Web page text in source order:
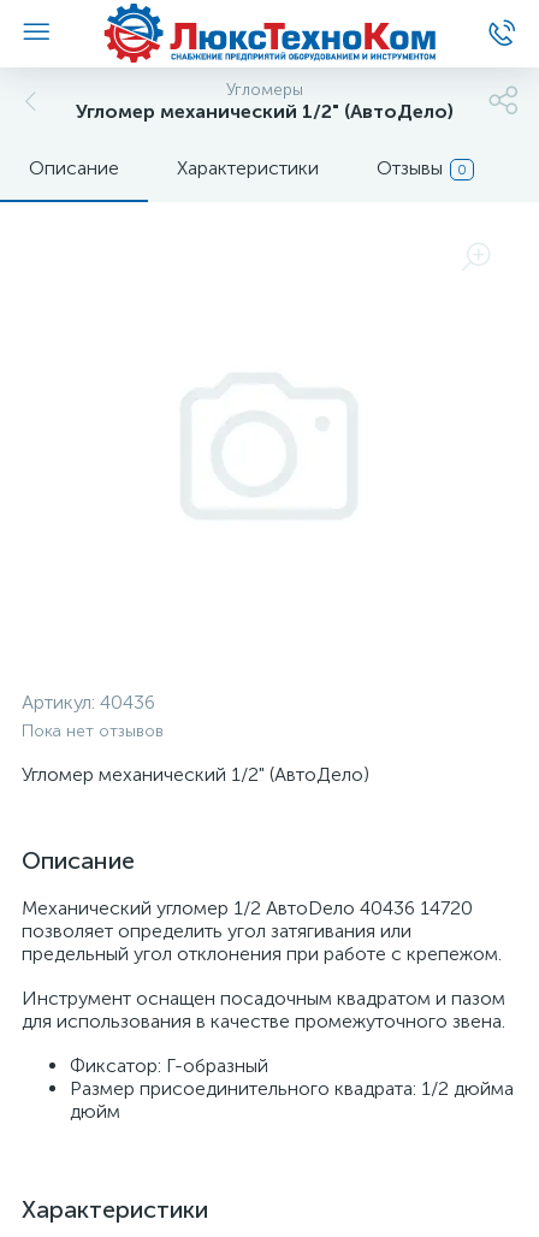
Угломеры
Угломер механический 1/2" (АвтоДело)
Описание Характеристики Отзывы 0
Артикул: 40436
Пока нет отзывов
Угломер механический 1/2" (АвтоДело)
Описание
Механический угломер 1/2 АвтоDело 40436 14720
позволяет определить угол затягивания или
предельный угол отклонения при работе с крепежом.
Инструмент оснащен посадочным квадратом и пазом
для использования в качестве промежуточного звена.
Фиксатор: Г-образный
Размер присоединительного квадрата: 1/2 дюйма
дюйм
Характеристики